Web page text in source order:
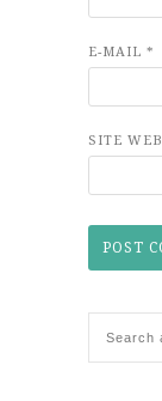
E-MAIL *
SITE WEB